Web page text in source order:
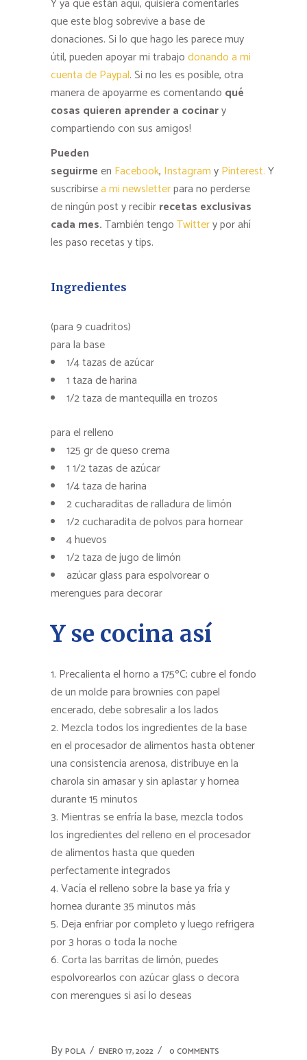
que este blog sobrevive a base de
donaciones. Si lo que hago les parece muy
útil, pueden apoyar mi trabajodonando a mi
cuenta de Paypal. Si no les es posible, otra
manera de apoyarme es comentando qué
cosas quieren aprender a cocinary
compartiendo con sus amigos!
Pueden
seguirmeen Facebook, InstagramyPinterest.Y
suscribirsea mi newsletterpara no perderse
de ningún post y recibirrecetas exclusivas
cada mes.También tengoTwittery por ahí
les paso recetas y tips.
Ingredientes
(para 9 cuadritos)
para la base
1/4 tazas de azúcar
1 taza de harina
1/2 taza de mantequilla en trozos
para el relleno
125 gr de queso crema
1 1/2 tazas de azúcar
1/4 taza de harina
2 cucharaditas de ralladura de limón
1/2 cucharadita de polvos para hornear
4 huevos
1/2 taza de jugo de limón
azúcar glass para espolvorear o
merengues para decorar
Y se cocina así
Precalienta el horno a 175ºC; cubre el fondo
de un molde para brownies con papel
encerado, debe sobresalir a los lados
Mezcla todos los ingredientes de la base
en el procesador de alimentos hasta obtener
una consistencia arenosa, distribuye en la
charola sin amasar y sin aplastar y hornea
durante 15 minutos
Mientras se enfría la base, mezcla todos
los ingredientes del relleno en el procesador
de alimentos hasta que queden
perfectamente integrados
Vacía el relleno sobre la base ya fría y
hornea durante 35 minutos más
Deja enfriar por completo y luego refrigera
por 3 horas o toda la noche
Corta las barritas de limón, puedes
espolvorearlos con azúcar glass o decora
con merengues si así lo deseas
By POLA ENERO 17, 2022 0 COMMENTS